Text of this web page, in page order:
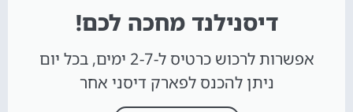
דיסנילנד מחכה לכם!
אפשרות לרכוש כרטיס ל-2-7 ימים, בכל יום
ניתן להכנס לפארק דיסני אחר